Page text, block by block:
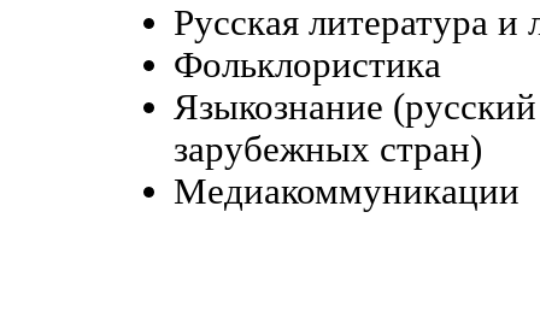
Русская литература
Фольклористика
Языкознание
зарубежных стран)
Медиакоммуникации